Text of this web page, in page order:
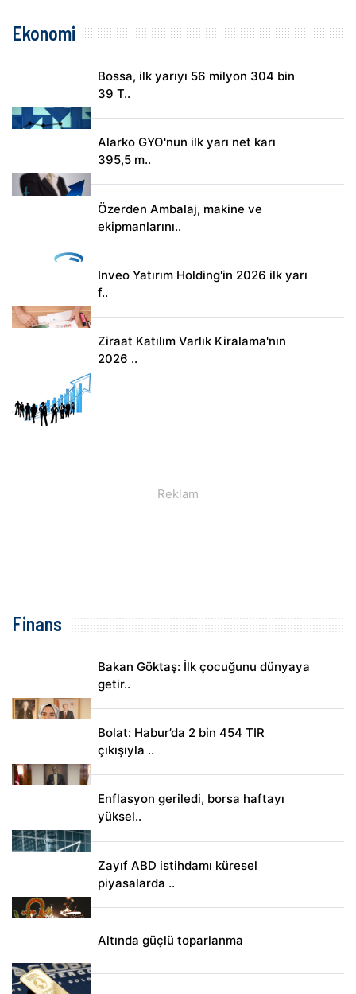
Ekonomi
Bossa, ilk yarıyı 56 milyon 304 bin
39 T..
Alarko GYO'nun ilk yarı net karı
395,5 m..
Özerden Ambalaj, makine ve
ekipmanlarını..
Inveo Yatırım Holding'in 2026 ilk yarı
f..
Ziraat Katılım Varlık Kiralama'nın
2026 ..
Finans
Bakan Göktaş: İlk çocuğunu dünyaya
getir..
Bolat: Habur’da 2 bin 454 TIR
çıkışıyla ..
Enflasyon geriledi, borsa haftayı
yüksel..
Zayıf ABD istihdamı küresel
piyasalarda ..
Altında güçlü toparlanma